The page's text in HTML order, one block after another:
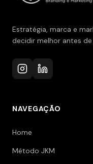
Estratégia, marca e
decidir melhor antes de
NAVEGAÇÃO
Home
Método JKM